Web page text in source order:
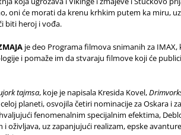
oni će morati da krenu krhkim putem ka miru,
biti heroj i vođa.
je deo Programa filmova snimanih za
i pomaže im da stvaraju filmove koji će
tajmsa, koje je napisala Kresida Kovel,
planeti, osvojila četiri nominacije za Oskara i
fenomenalnim specijalnim efektima,
oživljava, uz zapanjujući realizam, epske